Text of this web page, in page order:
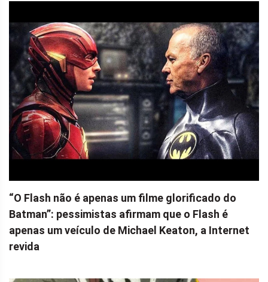
“O Flash não é apenas um filme glorificado do
Batman”: pessimistas afirmam que o Flash é
apenas um veículo de Michael Keaton, a Internet
revida